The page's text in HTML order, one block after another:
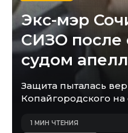
Экс-мэр
СИЗО после
судом
Защита пыталась
Копайгородского на
1 МИН ЧТЕНИЯ